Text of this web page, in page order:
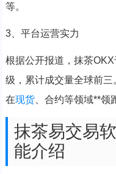
等。
3、平台运营实力
根据公开报道，抹茶
级，累计成交量全球前
在现货、合约等领域**领
抹茶易交易
能介绍